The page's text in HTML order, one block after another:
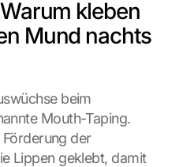
kleben
Mund nachts
beim
Mouth-Taping.
der
Lippen geklebt, damit